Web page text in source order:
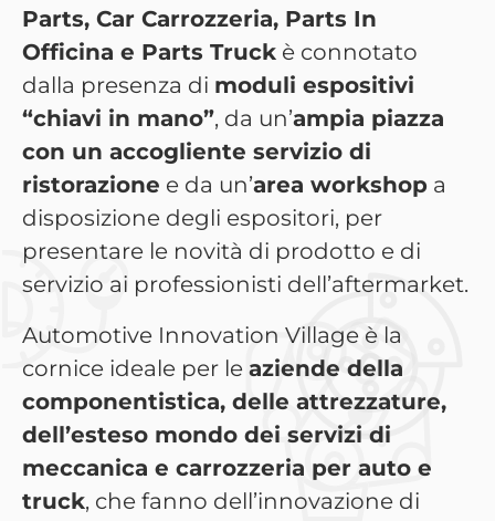
Parts, Car Carrozzeria, Parts In
Officina e Parts Truck è connotato
dalla presenza di moduli espositivi
“chiavi in mano”, da un’ampia piazza
con un accogliente servizio di
ristorazione e da un’area workshop a
disposizione degli espositori, per
presentare le novità di prodotto e di
servizio ai professionisti dell’aftermarket.
Automotive Innovation Village è la
cornice ideale per le aziende della
componentistica, delle attrezzature,
dell’esteso mondo dei servizi di
meccanica e carrozzeria per auto e
truck, che fanno dell’innovazione di